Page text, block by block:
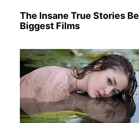
The Insane True Stories
Biggest Films